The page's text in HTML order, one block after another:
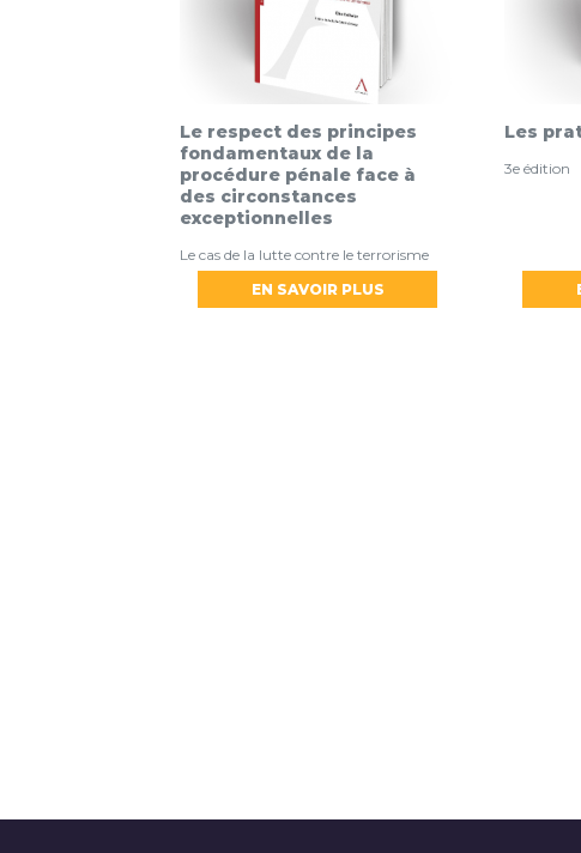
Le respect des principes
fondamentaux de la
procédure pénale face à
des circonstances
exceptionnelles
Le cas de la lutte contre le terrorisme
EN SAVOIR PLUS
Les
3e édition